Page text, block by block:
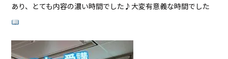
あり、とても内容の濃い時間でした♪大変有意義な時間でした